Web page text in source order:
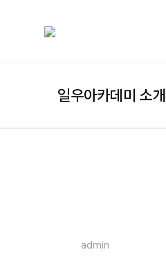
일우아카데미 소개
admin